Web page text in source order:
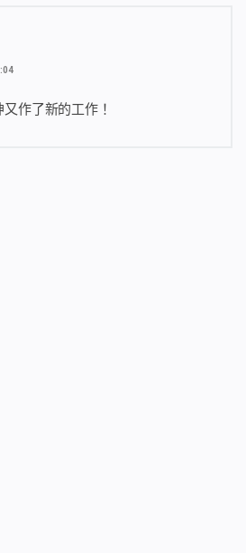
大陸擴展之時，神將全宇的靈
作在接受神末世作工的這班人
揀選的、真心尋求真道的人身
必命飢荒降在地上。人飢餓非
水，乃因不聽耶和華的話。
作了新的工作！